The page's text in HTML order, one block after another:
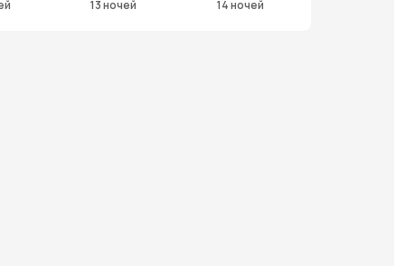
13 ночей 14 ночей